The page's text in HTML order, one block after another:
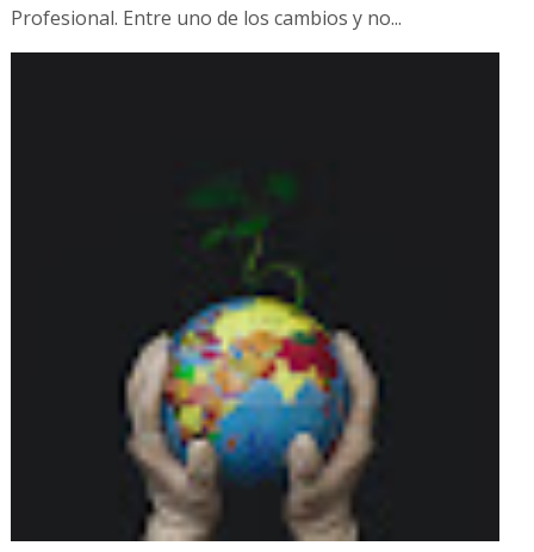
Profesional. Entre uno de los cambios y no...